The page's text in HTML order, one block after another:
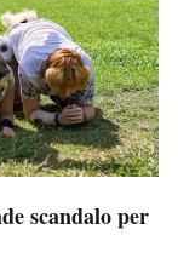
scandalo per